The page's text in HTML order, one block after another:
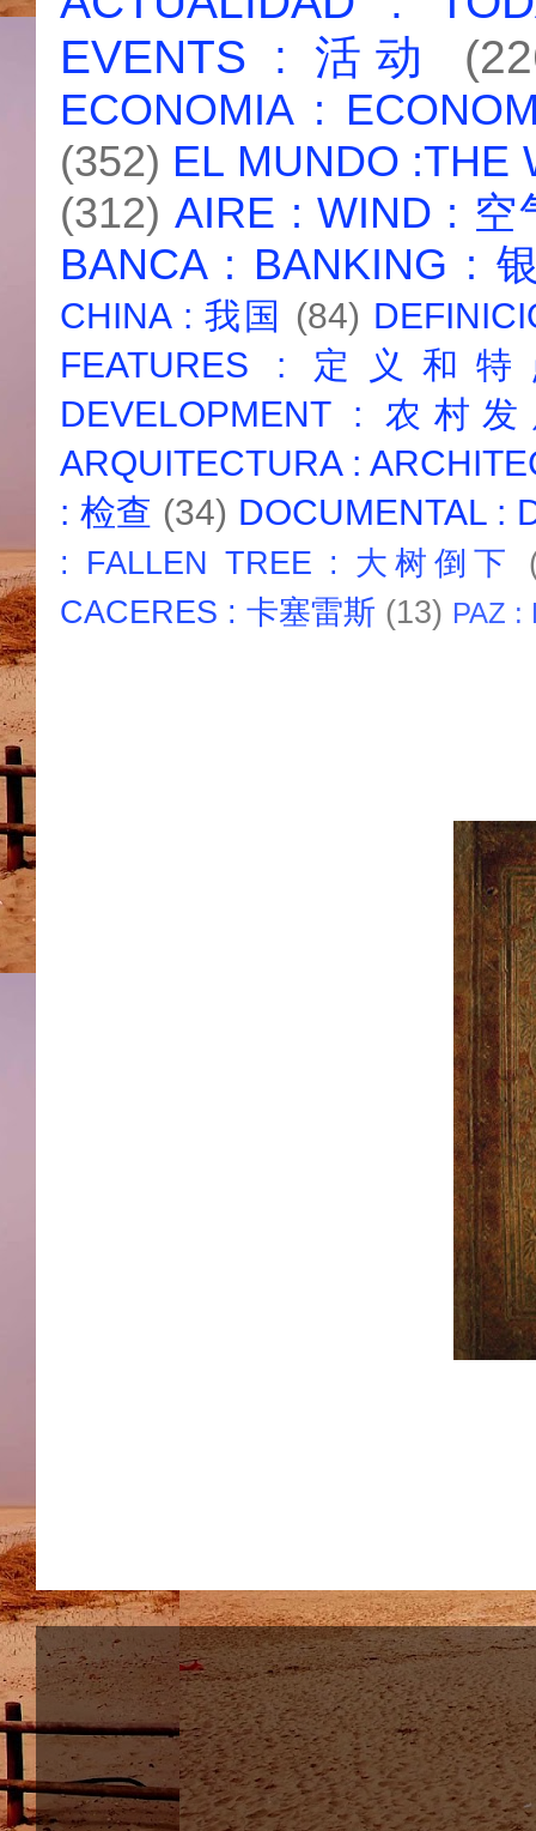
EVENTS : 活动
ECONOMIA :
(352) EL MUNDO :THE
(312) AIRE : WIND : 空
BANCA : BANKING :
CHINA : 我国 (84)
FEATURES : 定义和
DEVELOPMENT : 农村
ARQUITECTURA :
: 检查 (34) DOCUMENTAL :
: FALLEN TREE : 大树倒下
CACERES : 卡塞雷斯 (13) PAZ :